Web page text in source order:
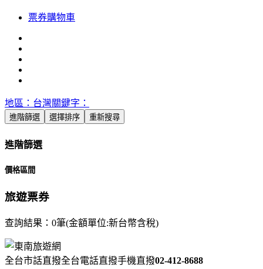
票券購物車
地區： 台灣關鍵字：
進階篩選 選擇排序 重新搜尋
進階篩選
價格區間
旅遊票券
查詢結果： 0筆(金額單位:新台幣含稅)
全台市話直撥全台電話直撥手機直撥02-412-8688